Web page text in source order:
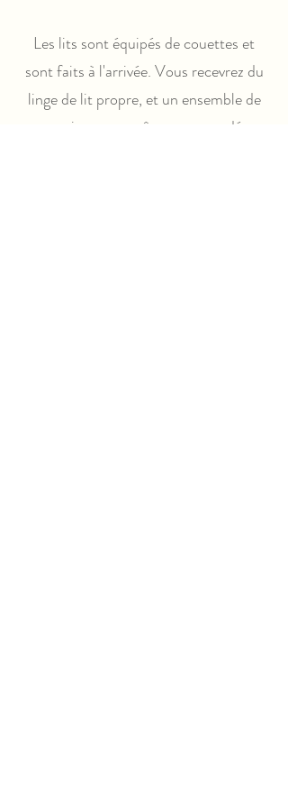
Les lits sont équipés de couettes et
sont faits à l'arrivée. Vous recevrez du
linge de lit propre, et un ensemble de
serviettes peut être commandé